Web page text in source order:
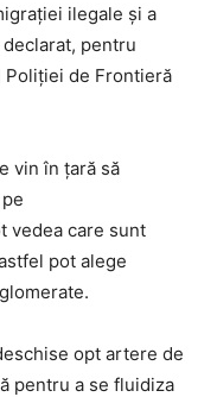
ilegale şi a
pentru
Poliţiei de Frontieră
vin în ţară să
vedea care sunt
pot alege
opt artere de
pentru a se fluidiza